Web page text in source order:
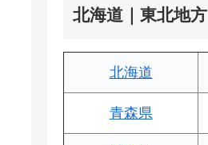
北海道｜東北地方
北海道
青森県